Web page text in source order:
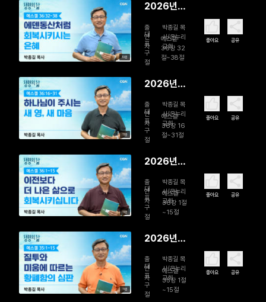
10분
2026년
일 에덴동
산처럼 회
복시키시는
은혜
출
연
자
박종길 목
사/온누리
교회
대
표
구
절
에스겔
36장 32
절~38절
좋아요 공유
11분
2026년
일 하나님
이 주시는
새 영, 새 마
음
출
연
자
박종길 목
사/온누리
교회
대
표
구
절
에스겔
36장 16
절~31절
좋아요 공유
11분
2026년
일 이전보
다 더 나은
삶으로 회
복시킵니다
출
연
자
박종길 목
사/온누리
교회
대
표
구
절
에스겔
36장 1절
~15절
좋아요 공유
11분
2026년
일 질투와
미움에 따
르는 황폐
출
연
자
박종길 목
사/온누리
교회
대
표
구
절
에스겔
35장 1절
~15절
좋아요 공유